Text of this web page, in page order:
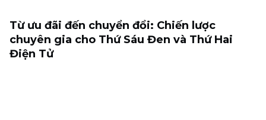
Từ ưu đãi đến chuyển đổi: Chiến lược
chuyên gia cho Thứ Sáu Đen và Thứ Hai
Điện Tử